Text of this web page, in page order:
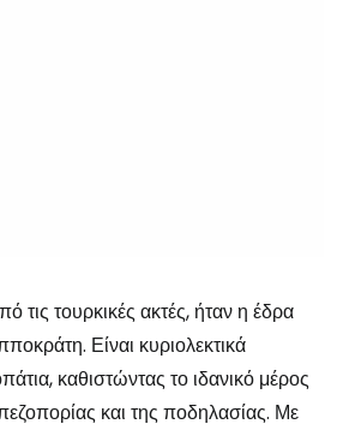
τις τουρκικές ακτές, ήταν η έδρα
Είναι κυριολεκτικά
καθιστώντας το ιδανικό μέρος
και της ποδηλασίας. Με